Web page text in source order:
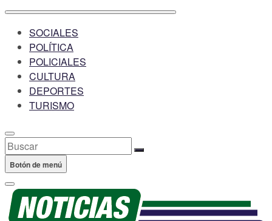
SOCIALES
POLÍTICA
POLICIALES
CULTURA
DEPORTES
TURISMO
Buscar
Botón de menú